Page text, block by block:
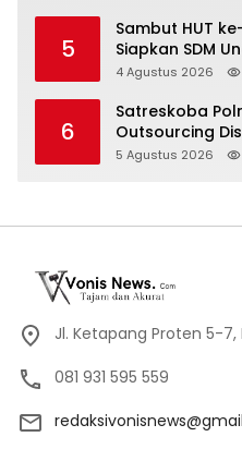
5
Sambut HUT ke-
Siapkan SDM
Lewat
4 Agustus 2026
6
Satreskoba
Outsourcing
Diduga
5 Agustus 2026
Jl. Ketapang Proten 5-
081 931 595 559